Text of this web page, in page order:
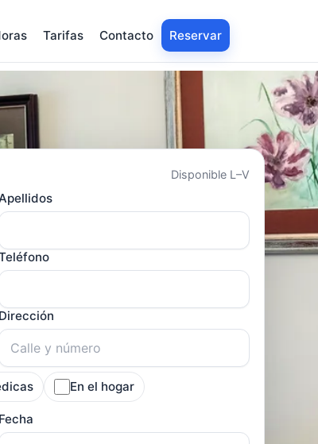
Tarifas Contacto Reservar
Disponible L–V
Dirección
En el hogar
Fecha